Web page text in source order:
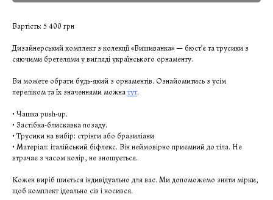
Вартість: 5 400 грн
Дизайнерський комплект з колекції «Вишиванка» — бюст’є та трусики з
сяючими бретелями у вигляді українського орнаменту.
Ви можете обрати будь-який з орнаментів. Ознайомитись з усім
переліком та їх значеннями можна тут.
• Чашка push-up.
• Застібка-блискавка позаду.
• Трусики на вибір: стрінги або бразиліани
• Матеріал: італійський біфлекс. Він неймовірно приємний до тіла. Не
втрачає з часом колір, не зношується.
Кожен виріб шиється індивідуально для вас. Ми допоможемо зняти мірки,
щоб комплект ідеально сів і носився.